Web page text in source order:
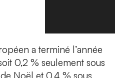
a terminé l’année
0,2 % seulement sous
Noël et 0,4 % sous